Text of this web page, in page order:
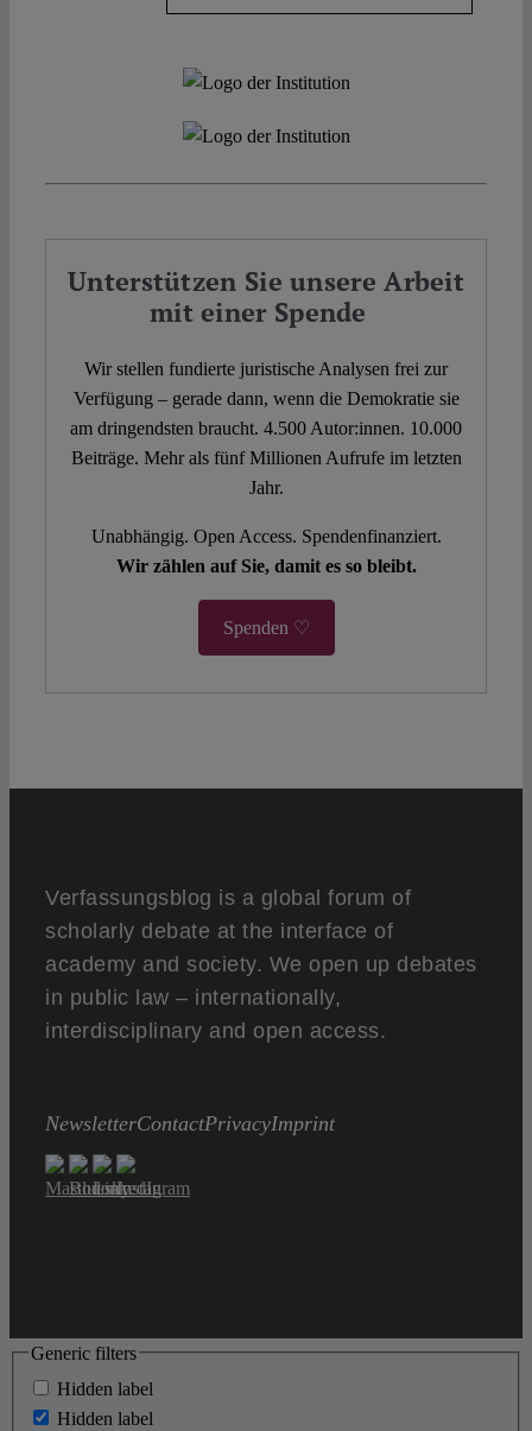
Unterstützen Sie unsere Arbeit
mit einer Spende
Wir stellen fundierte juristische Analysen frei zur
Verfügung – gerade dann, wenn die Demokratie sie
am dringendsten braucht. 4.500 Autor:innen. 10.000
Beiträge. Mehr als fünf Millionen Aufrufe im letzten
Jahr.
Unabhängig. Open Access. Spendenfinanziert.
Wir zählen auf Sie, damit es so bleibt.
Spenden ♡
Verfassungsblog is a global forum of
scholarly debate at the interface of
academy and society. We open up debates
in public law – internationally,
interdisciplinary and open access.
NewsletterContactPrivacyImprint
Generic filters
Hidden label
Hidden label